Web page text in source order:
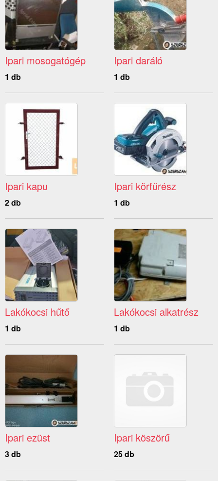
Ipari mosogatógép
1 db
Ipari daráló
1 db
Ipari kapu
2 db
Ipari körfűrész
1 db
Lakókocsi hűtő
1 db
Lakókocsi alkatrész
1 db
Ipari ezüst
3 db
Ipari köszörű
25 db